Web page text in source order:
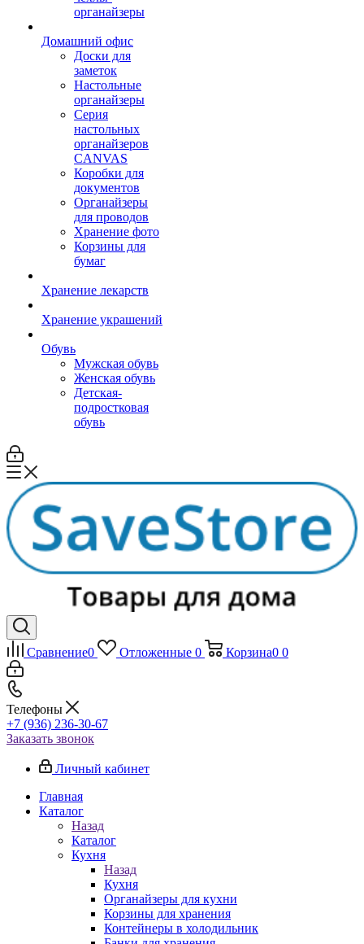
органайзеры
Домашний офис
Доски для
заметок
Настольные
органайзеры
Серия
настольных
органайзеров
CANVAS
Коробки для
документов
Органайзеры
для проводов
Хранение фото
Корзины для
бумаг
Хранение лекарств
Хранение украшений
Обувь
Мужская обувь
Женская обувь
Детская-
подростковая
обувь
Сравнение0 Отложенные 0 Корзина0 0
Телефоны
+7 (936) 236-30-67
Заказать звонок
Личный кабинет
Главная
Каталог
Назад
Каталог
Кухня
Назад
Кухня
Органайзеры для кухни
Корзины для хранения
Контейнеры в холодильник